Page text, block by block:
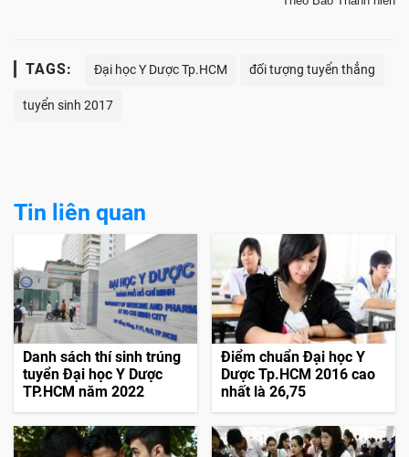
TAGS: Đại học Y Dược Tp.HCM đối tượng tuyển thẳng
tuyển sinh 2017
Tin liên quan
Danh sách thí sinh trúng
tuyển Đại học Y Dược
TP.HCM năm 2022
Điểm chuẩn Đại học Y
Dược Tp.HCM 2016 cao
nhất là 26,75